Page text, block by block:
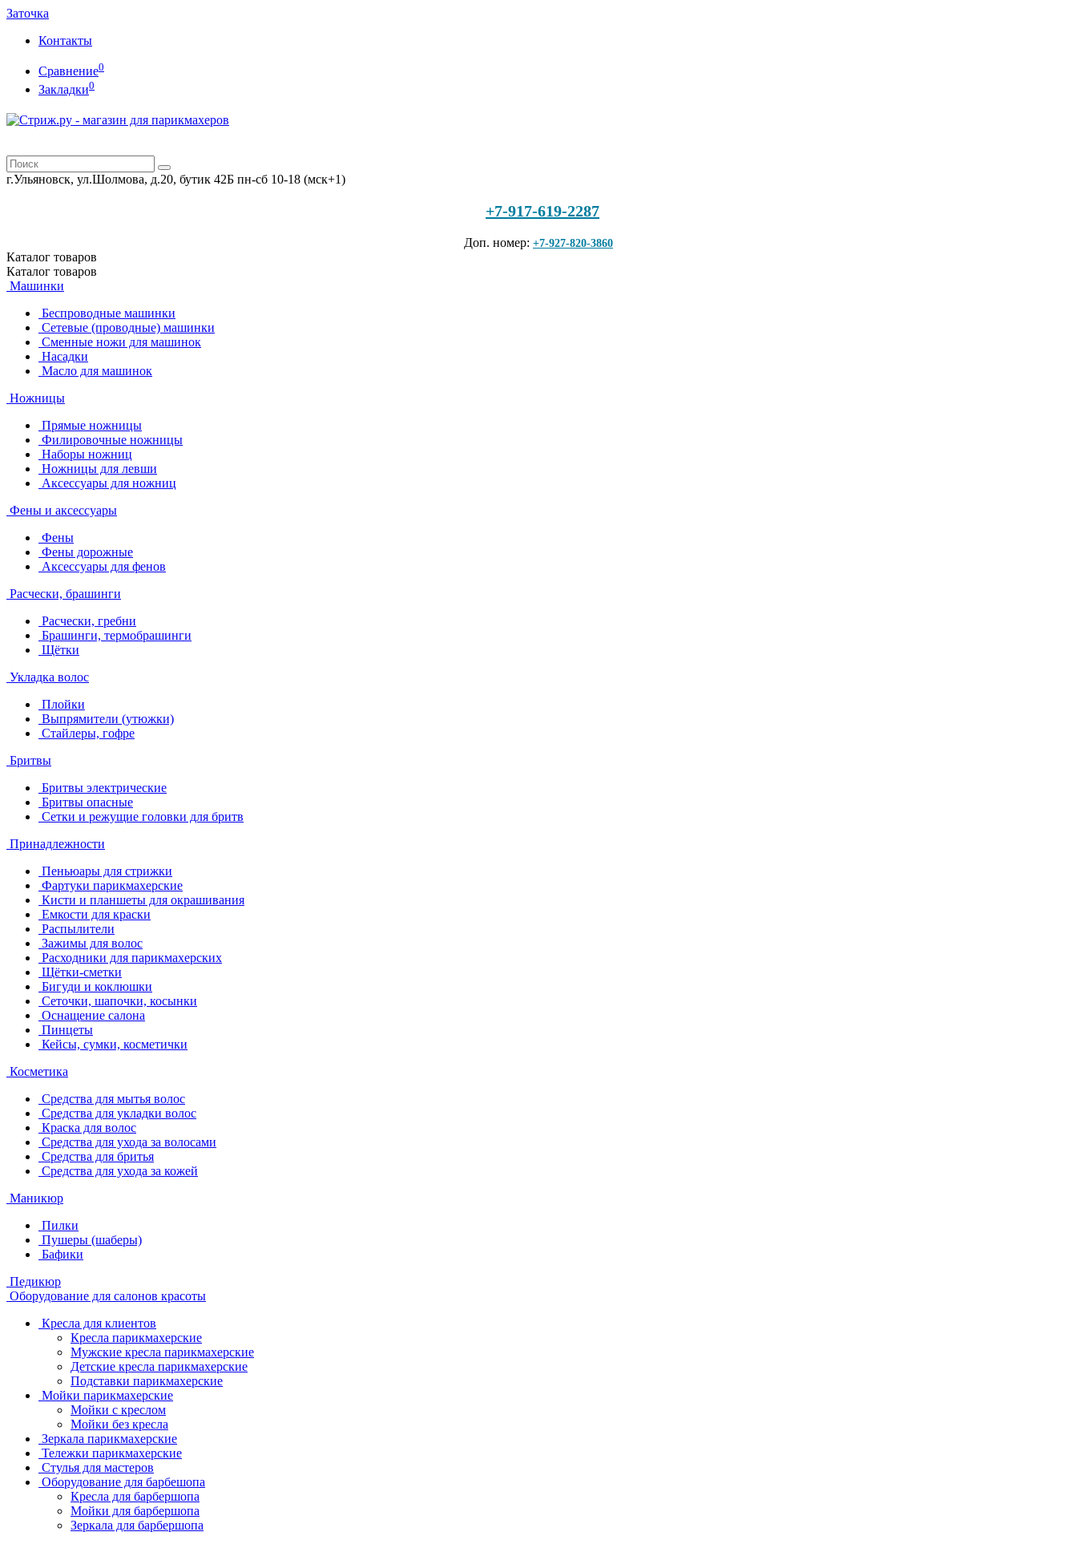
Заточка
Контакты
Сравнение0
Закладки0
г.Ульяновск, ул.Шолмова, д.20, бутик 42Б пн-сб 10-18 (мск+1)
+7-917-619-2287
Доп. номер: +7-927-820-3860
Каталог товаров
Каталог товаров
Машинки
Беспроводные машинки
Сетевые (проводные) машинки
Сменные ножи для машинок
Насадки
Масло для машинок
Ножницы
Прямые ножницы
Филировочные ножницы
Наборы ножниц
Ножницы для левши
Аксессуары для ножниц
Фены и аксессуары
Фены
Фены дорожные
Аксессуары для фенов
Расчески, брашинги
Расчески, гребни
Брашинги, термобрашинги
Щётки
Укладка волос
Плойки
Выпрямители (утюжки)
Стайлеры, гофре
Бритвы
Бритвы электрические
Бритвы опасные
Сетки и режущие головки для бритв
Принадлежности
Пеньюары для стрижки
Фартуки парикмахерские
Кисти и планшеты для окрашивания
Емкости для краски
Распылители
Зажимы для волос
Расходники для парикмахерских
Щётки-сметки
Бигуди и коклюшки
Сеточки, шапочки, косынки
Оснащение салона
Пинцеты
Кейсы, сумки, косметички
Косметика
Средства для мытья волос
Средства для укладки волос
Краска для волос
Средства для ухода за волосами
Средства для бритья
Средства для ухода за кожей
Маникюр
Пилки
Пушеры (шаберы)
Бафики
Педикюр
Оборудование для салонов красоты
Кресла для клиентов
Кресла парикмахерские
Мужские кресла парикмахерские
Детские кресла парикмахерские
Подставки парикмахерские
Мойки парикмахерские
Мойки с креслом
Мойки без кресла
Зеркала парикмахерские
Тележки парикмахерские
Стулья для мастеров
Оборудование для барбешопа
Кресла для барбершопа
Мойки для барбершопа
Зеркала для барбершопа